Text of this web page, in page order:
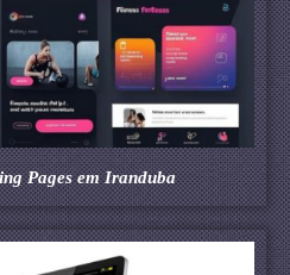
Pages em Iranduba